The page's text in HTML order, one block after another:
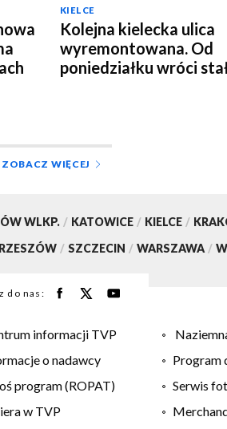
KIELCE
Kolejna kielecka ulica
wyremontowana. Od
poniedziałku wróci
ZOBACZ WIĘCEJ
WLKP. / KATOWICE / KIELCE /
RZESZÓW / SZCZECIN / WARSZAWA /
do nas:
informacji TVP
o nadawcy
Program
program (ROPAT)
Serwis
w TVP